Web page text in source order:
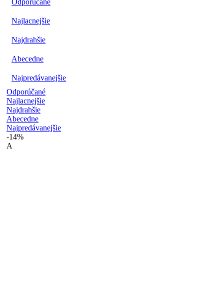
Najlacnejšie
Najdrahšie
Abecedne
Najpredávanejšie
Odporúčané
Najlacnejšie
Najdrahšie
Abecedne
Najpredávanejšie
-14%
A